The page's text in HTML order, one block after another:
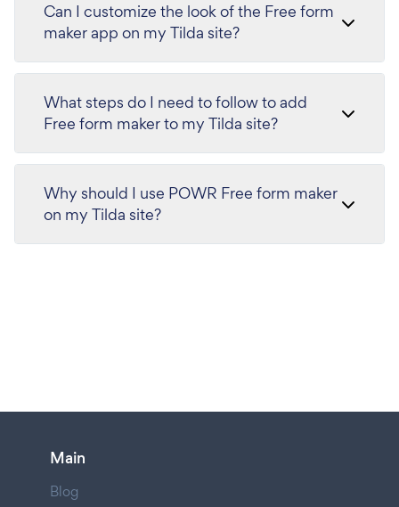
Can I customize the look of the Free form
maker app on my Tilda site?
What steps do I need to follow to add
Free form maker to my Tilda site?
Why should I use POWR Free form maker
on my Tilda site?
Main
Blog